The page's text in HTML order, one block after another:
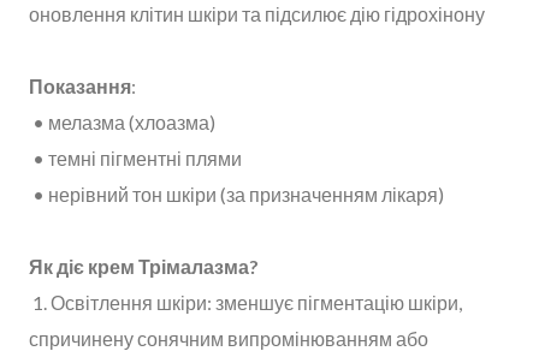
оновлення клітин шкіри та підсилює дію гідрохінону
Показання:
• мелазма (хлоазма)
• темні пігментні плями
• нерівний тон шкіри (за призначенням лікаря)
Як діє крем Трімалазма?
1. Освітлення шкіри: зменшує пігментацію шкіри,
спричинену сонячним випромінюванням або